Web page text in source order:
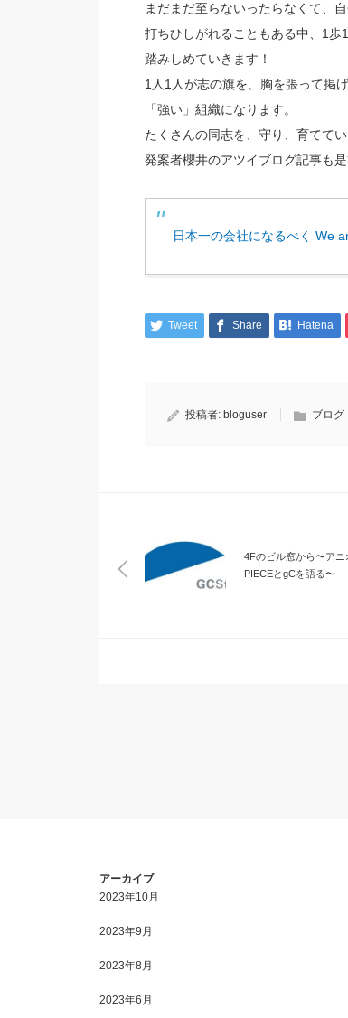
まだまだ至らないったらなくて、
打ちひしがれることもある中、1歩
踏みしめていきます！
1人1人が志の旗を、胸を張って掲
「強い」組織になります。
たくさんの同志を、守り、育てて
発案者櫻井のアツイブログ記事も
日本一の会社になるべく We
Tweet Share Hatena
投稿者: bloguser ブログ
4Fのビル窓から〜アニ
PIECEとgCを語る〜
アーカイブ
2023年10月
2023年9月
2023年8月
2023年6月